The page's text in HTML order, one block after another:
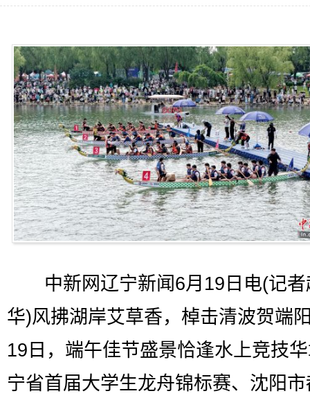
中新网辽宁新闻6月19日电(记者
华)风拂湖岸艾草香，棹击清波贺端
19日，端午佳节盛景恰逢水上竞技
宁省首届大学生龙舟锦标赛、沈阳